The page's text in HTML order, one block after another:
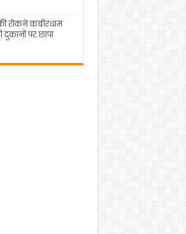
रोकने कबीरधाम
पर छापा